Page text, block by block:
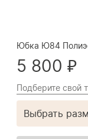
Юбка Ю84
5 800 ₽
Подберите свой
Выбрать